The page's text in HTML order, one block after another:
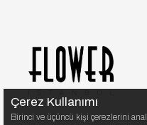
Çerez Kullanımı
Birinci ve üçüncü kişi çerezlerini